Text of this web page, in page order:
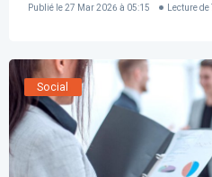
Publié le27 Mar 2026 à 05:15 Lecture de
Social